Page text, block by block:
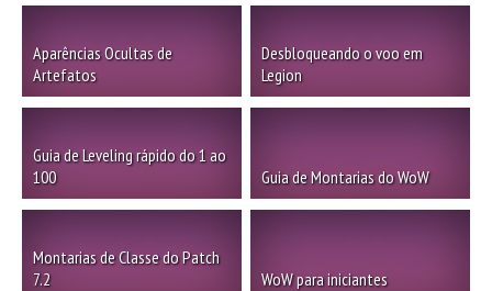
Aparências Ocultas de
Artefatos
Desbloqueando o voo em
Legion
Guia de Leveling rápido do 1 ao
100
Guia de Montarias do WoW
Montarias de Classe do Patch
7.2
WoW para iniciantes